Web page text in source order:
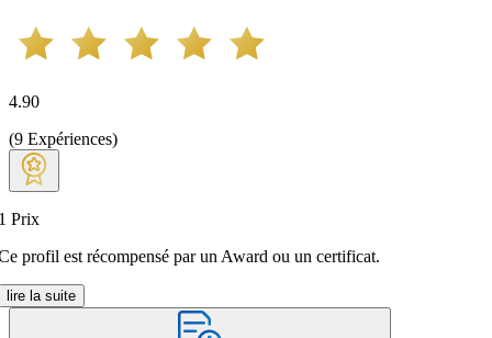
4.90
(9 Expériences)
Prix
profil est récompensé par un Award ou un certificat.
lire la suite